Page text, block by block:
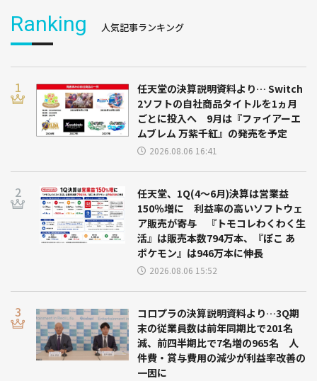
Ranking 人気記事ランキング
任天堂の決算説明資料より… Switch
2ソフトの自社商品タイトルを1ヵ月
ごとに投入へ 9月は『ファイアーエ
ムブレム 万紫千紅』の発売を予定
2026.08.06 16:41
任天堂、1Q(4～6月)決算は営業益
150％増に 利益率の高いソフトウェ
ア販売が寄与 『トモコレわくわく生
活』は販売本数794万本、『ぽこ あ
ポケモン』は946万本に伸長
2026.08.06 15:52
コロプラの決算説明資料より…3Q期
末の従業員数は前年同期比で201名
減、前四半期比で7名増の965名 人
件費・賞与費用の減少が利益率改善の
一因に